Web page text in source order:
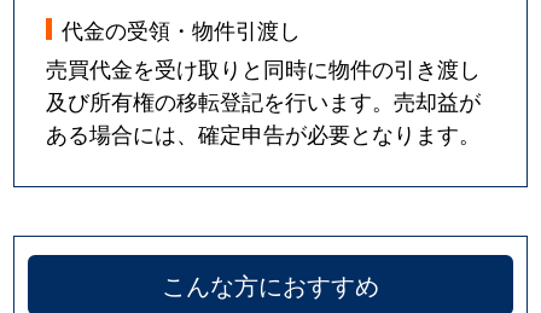
代金の受領・物件引渡し
売買代金を受け取りと同時に物件の引き渡し
及び所有権の移転登記を行います。売却益が
ある場合には、確定申告が必要となります。
こんな方におすすめ